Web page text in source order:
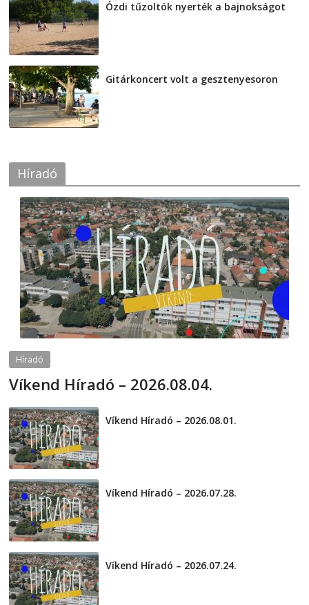
Ózdi tűzoltók nyerték a bajnokságot
Gitárkoncert volt a gesztenyesoron
Híradó
Híradó
Víkend Híradó – 2026.08.04.
Víkend Híradó – 2026.08.01.
Víkend Híradó – 2026.07.28.
Víkend Híradó – 2026.07.24.